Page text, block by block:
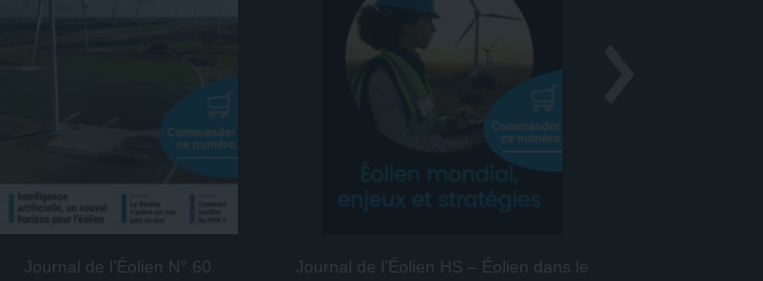
Journal de l’Éolien N° 60
Journal de l’Éolien HS – Éolien dans le